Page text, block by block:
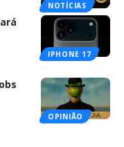
NOTÍCIAS
IPHONE 17
OPINIÃO